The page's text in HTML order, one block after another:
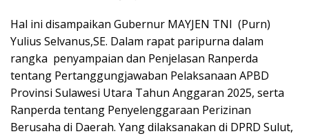
Hal ini disampaikan Gubernur MAYJEN TNI (Purn)
Yulius Selvanus,SE. Dalam rapat paripurna dalam
rangka penyampaian dan Penjelasan Ranperda
tentang Pertanggungjawaban Pelaksanaan APBD
Provinsi Sulawesi Utara Tahun Anggaran 2025, serta
Ranperda tentang Penyelenggaraan Perizinan
Berusaha di Daerah. Yang dilaksanakan di DPRD Sulut,